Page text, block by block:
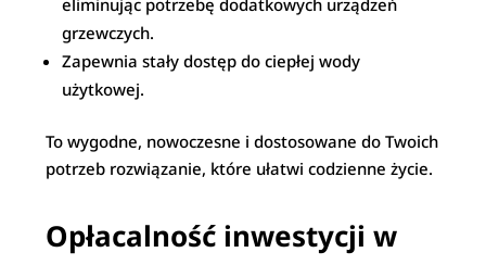
eliminując potrzebę dodatkowych urządzeń
grzewczych.
Zapewnia stały dostęp do ciepłej wody
użytkowej.
To wygodne, nowoczesne i dostosowane do Twoich
potrzeb rozwiązanie, które ułatwi codzienne życie.
Opłacalność inwestycji w